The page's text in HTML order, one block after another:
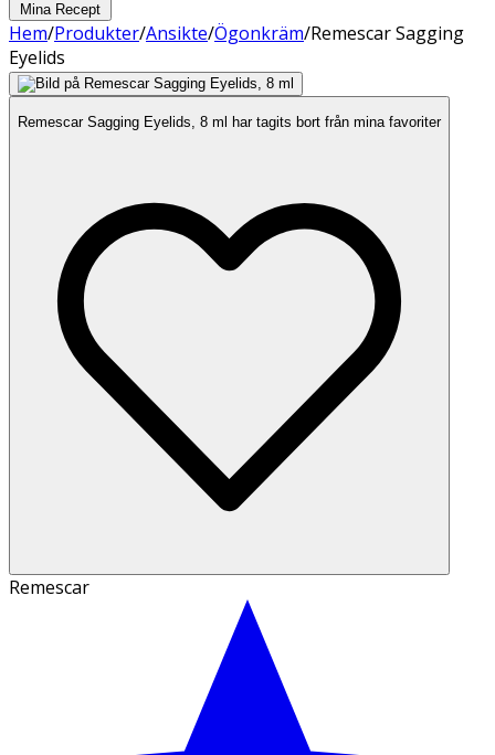
Mina Recept
Hem/Produkter/Ansikte/Ögonkräm/Remescar Sagging
Eyelids
Remescar Sagging Eyelids, 8 ml har tagits bort från mina favoriter
Remescar